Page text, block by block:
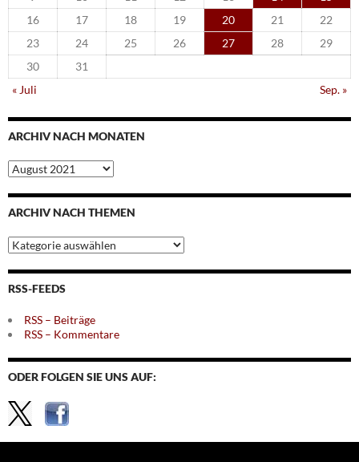
16
17 18 19 20 21
22
23
24 25 26 27 28
29
30
31
« Juli
Sep. »
ARCHIV NACH MONATEN
Archiv
nach
Monaten
ARCHIV NACH THEMEN
Archiv
nach
Themen
RSS-FEEDS
RSS – Beiträge
RSS – Kommentare
ODER FOLGEN SIE UNS AUF: